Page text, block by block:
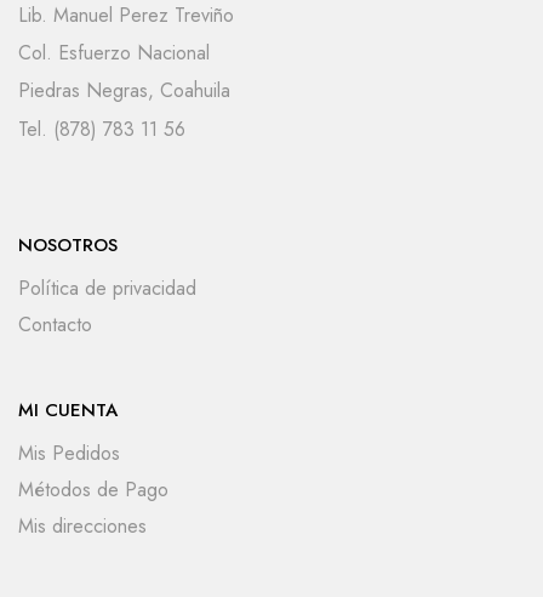
Lib. Manuel Perez Treviño
Col. Esfuerzo Nacional
Piedras Negras, Coahuila
Tel. (878) 783 11 56
NOSOTROS
Política de privacidad
Contacto
MI CUENTA
Mis Pedidos
Métodos de Pago
Mis direcciones